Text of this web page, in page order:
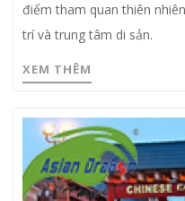
điểm tham quan thiên
trí và trung tâm di sản.
XEM THÊM